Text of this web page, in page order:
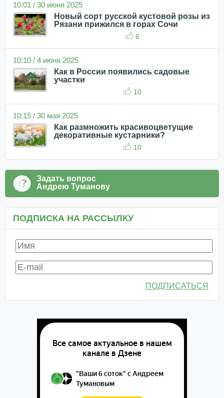
10:01 / 30 июня 2025
Новый сорт русской кустовой розы из
Рязани прижился в горах Сочи
6
10:10 / 4 июня 2025
Как в России появились садовые
участки
10
10:15 / 30 мая 2025
Как размножить красивоцветущие
декоративные кустарники?
10
Задать вопрос
Андрею Туманову
ПОДПИСКА НА РАССЫЛКУ
ПОДПИСАТЬСЯ